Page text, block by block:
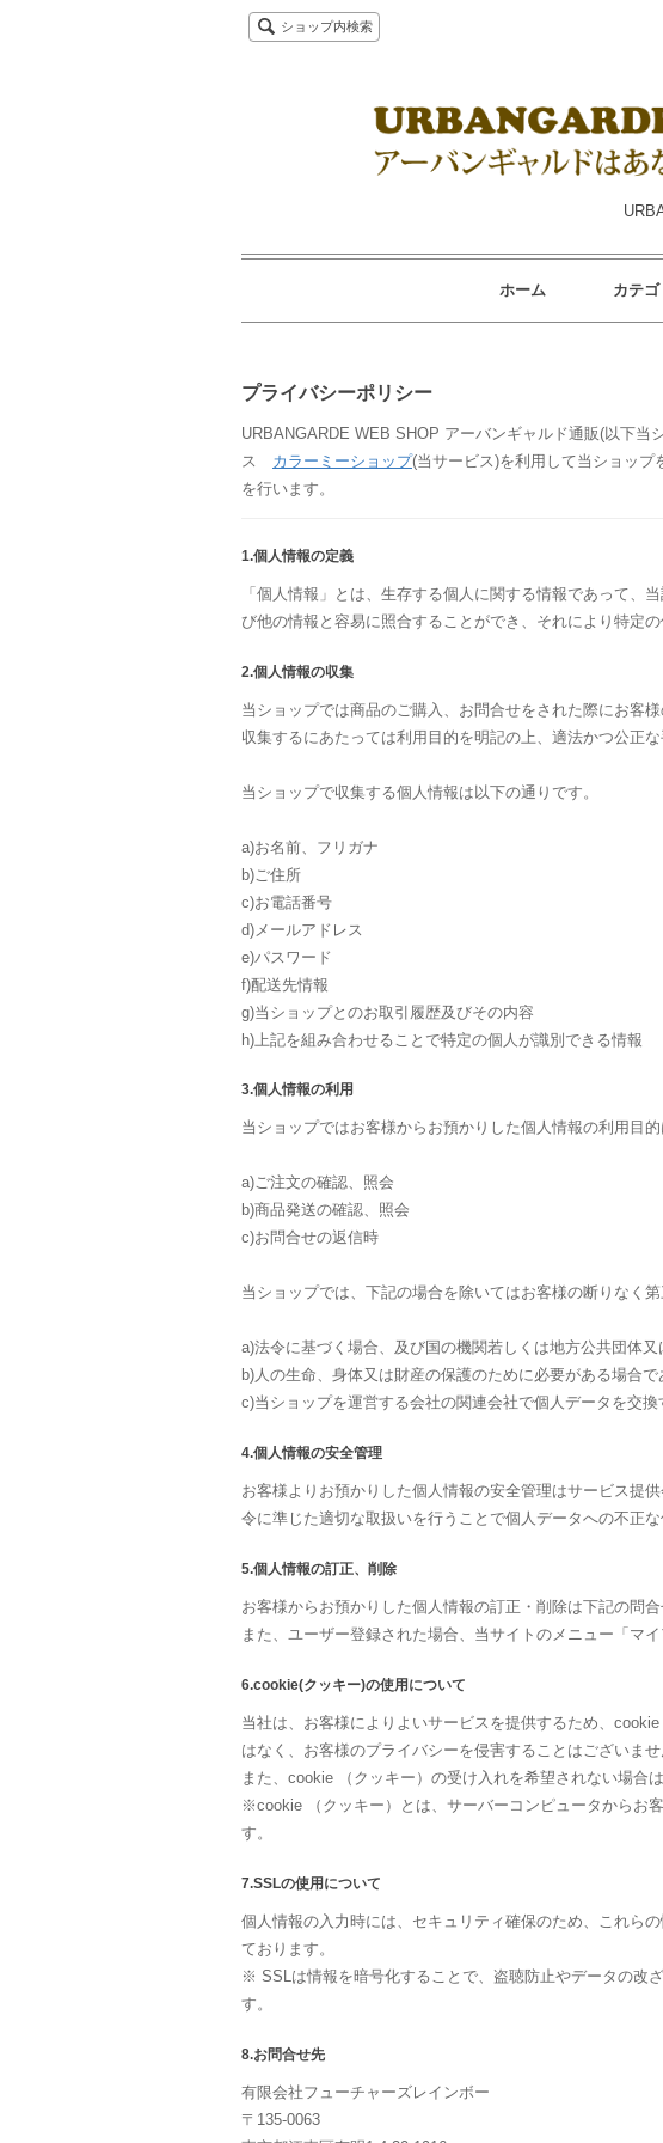
ショップ内検索
ホーム カテ
プライバシーポリシー
URBANGARDE WEB SHOP アーバンギャルド通販(以下当
ス カラーミーショップ(当サービス)を利用して当ショッ
を行います。
1.個人情報の定義
「個人情報」とは、生存する個人に関する情報であって、
び他の情報と容易に照合することができ、それにより特定
2.個人情報の収集
当ショップでは商品のご購入、お問合せをされた際にお客
収集するにあたっては利用目的を明記の上、適法かつ公正な
当ショップで収集する個人情報は以下の通りです。
a)お名前、フリガナ
b)ご住所
c)お電話番号
d)メールアドレス
e)パスワード
f)配送先情報
g)当ショップとのお取引履歴及びその内容
h)上記を組み合わせることで特定の個人が識別できる情報
3.個人情報の利用
当ショップではお客様からお預かりした個人情報の利用目的
a)ご注文の確認、照会
b)商品発送の確認、照会
c)お問合せの返信時
当ショップでは、下記の場合を除いてはお客様の断りなく
a)法令に基づく場合、及び国の機関若しくは地方公共団体
b)人の生命、身体又は財産の保護のために必要がある場合
c)当ショップを運営する会社の関連会社で個人データを交換
4.個人情報の安全管理
お客様よりお預かりした個人情報の安全管理はサービス提
令に準じた適切な取扱いを行うことで個人データへの不正
5.個人情報の訂正、削除
お客様からお預かりした個人情報の訂正・削除は下記の問合
また、ユーザー登録された場合、当サイトのメニュー「マ
6.cookie(クッキー)の使用について
当社は、お客様によりよいサービスを提供するため、
はなく、お客様のプライバシーを侵害することはございませ
また、cookie （クッキー）の受け入れを希望されない場合
※cookie （クッキー）とは、サーバーコンピュータからお
す。
7.SSLの使用について
個人情報の入力時には、セキュリティ確保のため、これら
ております。
※ SSLは情報を暗号化することで、盗聴防止やデータの改
す。
8.お問合せ先
有限会社フューチャーズレインボー
〒135-0063